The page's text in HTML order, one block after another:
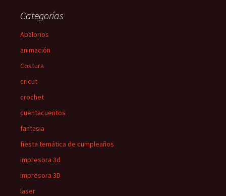
Categorías
Abalorios
animación
Costura
cricut
crochet
cuentacuentos
fantasia
fiesta temática de cumpleaños
impresora 3d
impresora 3D
laser